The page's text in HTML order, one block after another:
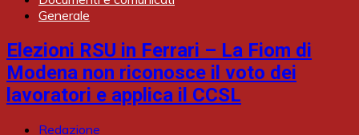
Generale
Elezioni RSU in Ferrari – La Fiom di
Modena non riconosce il voto dei
lavoratori e applica il CCSL
Redazione